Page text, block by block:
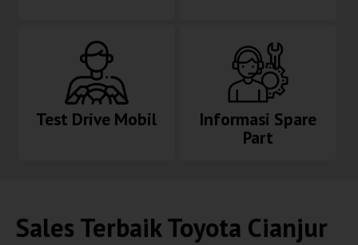
Test Drive Mobil
Informasi Spare
Part
Sales TerbaikToyota Cianjur